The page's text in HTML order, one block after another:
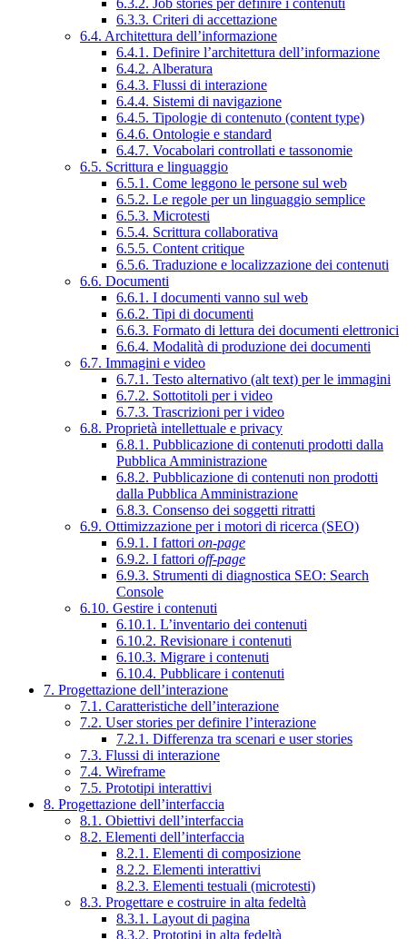
6.3.3. Criteri di accettazione
6.4. Architettura dell’informazione
6.4.1. Definire l’architettura dell’informazione
6.4.2. Alberatura
6.4.3. Flussi di interazione
6.4.4. Sistemi di navigazione
6.4.5. Tipologie di contenuto (content type)
6.4.6. Ontologie e standard
6.4.7. Vocabolari controllati e tassonomie
6.5. Scrittura e linguaggio
6.5.1. Come leggono le persone sul web
6.5.2. Le regole per un linguaggio semplice
6.5.3. Microtesti
6.5.4. Scrittura collaborativa
6.5.5. Content critique
6.5.6. Traduzione e localizzazione dei contenuti
6.6. Documenti
6.6.1. I documenti vanno sul web
6.6.2. Tipi di documenti
6.6.3. Formato di lettura dei documenti elettronici
6.6.4. Modalità di produzione dei documenti
6.7. Immagini e video
6.7.1. Testo alternativo (alt text) per le immagini
6.7.2. Sottotitoli per i video
6.7.3. Trascrizioni per i video
6.8. Proprietà intellettuale e privacy
6.8.1. Pubblicazione di contenuti prodotti dalla
Pubblica Amministrazione
6.8.2. Pubblicazione di contenuti non prodotti
dalla Pubblica Amministrazione
6.8.3. Consenso dei soggetti ritratti
6.9. Ottimizzazione per i motori di ricerca (SEO)
6.9.1. I fattori on-page
6.9.2. I fattori off-page
6.9.3. Strumenti di diagnostica SEO: Search
Console
6.10. Gestire i contenuti
6.10.1. L’inventario dei contenuti
6.10.2. Revisionare i contenuti
6.10.3. Migrare i contenuti
6.10.4. Pubblicare i contenuti
7. Progettazione dell’interazione
7.1. Caratteristiche dell’interazione
7.2. User stories per definire l’interazione
7.2.1. Differenza tra scenari e user stories
7.3. Flussi di interazione
7.4. Wireframe
7.5. Prototipi interattivi
8. Progettazione dell’interfaccia
8.1. Obiettivi dell’interfaccia
8.2. Elementi dell’interfaccia
8.2.1. Elementi di composizione
8.2.2. Elementi interattivi
8.2.3. Elementi testuali (microtesti)
8.3. Progettare e costruire in alta fedeltà
8.3.1. Layout di pagina
8.3.2. Prototipi in alta fedeltà